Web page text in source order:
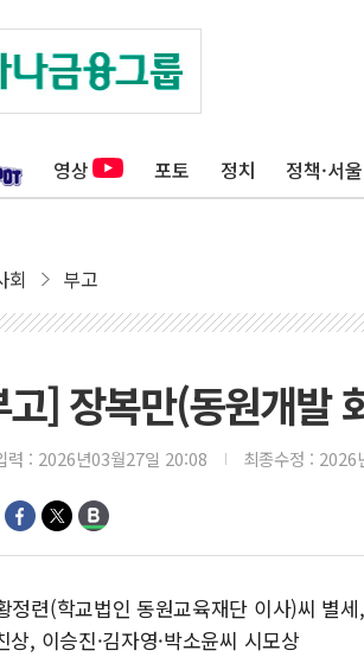
영상 포토 정치 정책·서울
회 부고
] 장복만(동원개발
력 : 2026년03월27일 20:08 최종수정 : 2026
련(학교법인 동원교육재단 이사)씨 별세
상, 이승진·김자영·박소윤씨 시모상